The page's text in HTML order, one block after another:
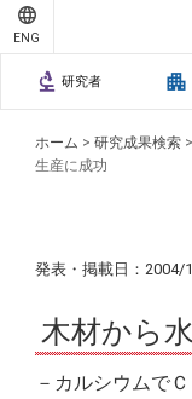
ENG
研究者
ホーム >研究成果検索
生産に成功
発表・掲載日：2004/
木材から
－カルシウムでＣ